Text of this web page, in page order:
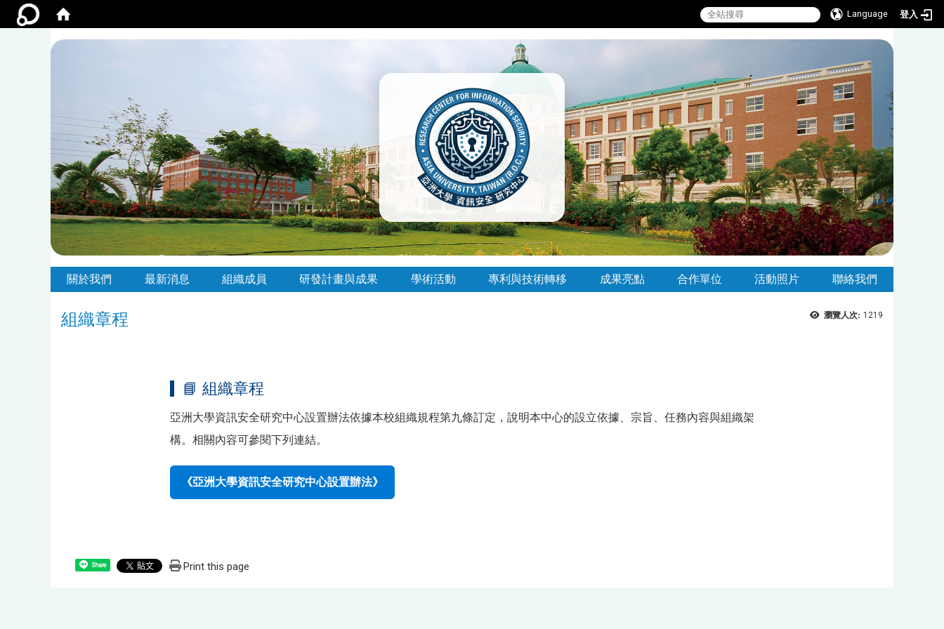
Language 登入
關於我們 最新消息 組織成員 研發計畫與成果 學術活動 專利與技術轉移 成果亮點 合作單位 活動照片 聯絡我們
瀏覽人次: 1219
組織章程
📘 組織章程
亞洲大學資訊安全研究中心設置辦法依據本校組織規程第九條訂定，說明本中心的設立依據、宗旨、任務內容與組織架
構。相關內容可參閱下列連結。
《亞洲大學資訊安全研究中心設置辦法》
Share Print this page